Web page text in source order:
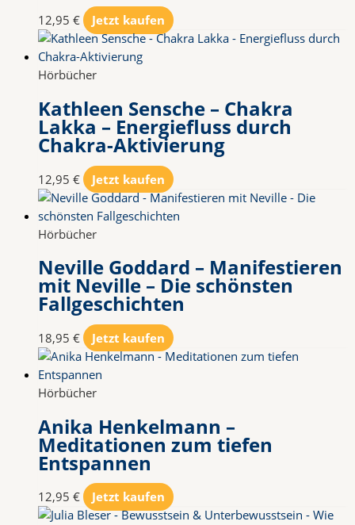
12,95 € Jetzt kaufen
Hörbücher
Kathleen Sensche – Chakra
Lakka – Energiefluss durch
Chakra-Aktivierung
12,95 € Jetzt kaufen
Hörbücher
Neville Goddard – Manifestieren
mit Neville – Die schönsten
Fallgeschichten
18,95 € Jetzt kaufen
Hörbücher
Anika Henkelmann –
Meditationen zum tiefen
Entspannen
12,95 € Jetzt kaufen